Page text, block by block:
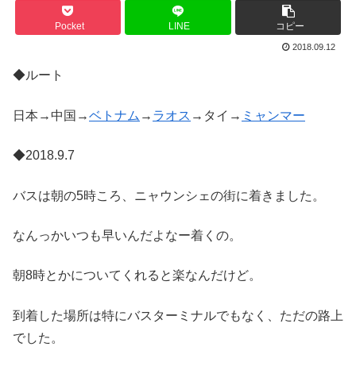
Pocket LINE コピー
2018.09.12
◆ルート
日本→中国→ベトナム → ラオス →タイ→ ミャンマー
◆2018.9.7
バスは朝の5時ころ、ニャウンシェの街に着きました。
なんっかいつも早いんだよなー着くの。
朝8時とかについてくれると楽なんだけど。
到着した場所は特にバスターミナルでもなく、ただの路上
でした。